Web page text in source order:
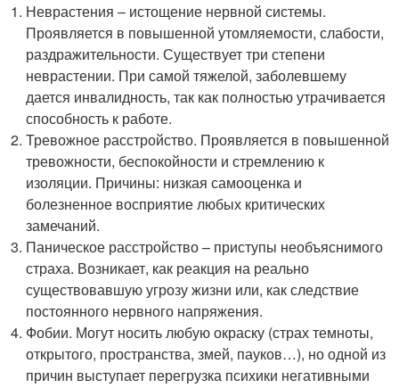
Неврастения – истощение нервной системы.
Проявляется в повышенной утомляемости, слабости,
раздражительности. Существует три степени
неврастении. При самой тяжелой, заболевшему
дается инвалидность, так как полностью утрачивается
способность к работе.
Тревожное расстройство. Проявляется в повышенной
тревожности, беспокойности и стремлению к
изоляции. Причины: низкая самооценка и
болезненное восприятие любых критических
замечаний.
Паническое расстройство – приступы необъяснимого
страха. Возникает, как реакция на реально
существовавшую угрозу жизни или, как следствие
постоянного нервного напряжения.
Фобии. Могут носить любую окраску (страх темноты,
открытого, пространства, змей, пауков…), но одной из
причин выступает перегрузка психики негативными